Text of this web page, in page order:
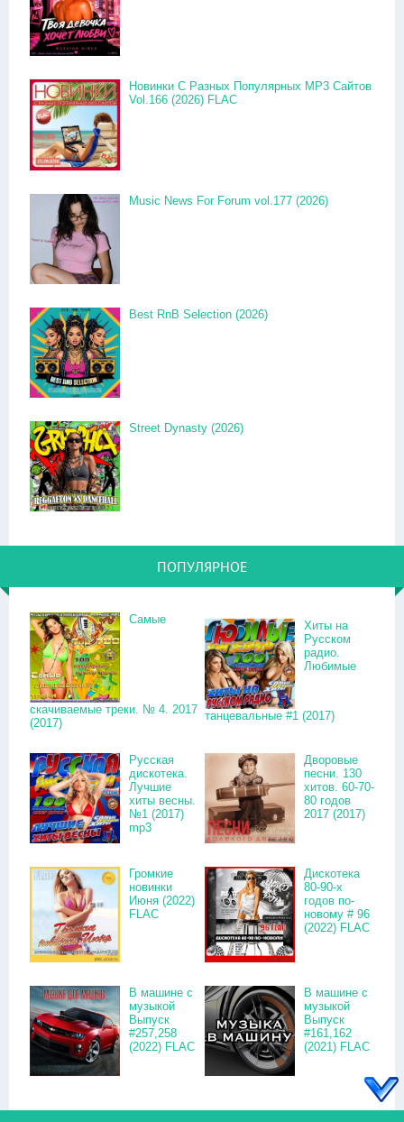
Новинки С Разных Популярных MP3 Сайтов
Vol.166 (2026) FLAC
Music News For Forum vol.177 (2026)
Best RnB Selection (2026)
Street Dynasty (2026)
ПОПУЛЯРНОЕ
Самые
скачиваемые треки. № 4. 2017
(2017)
Хиты на
Русском
радио.
Любимые
танцевальные #1 (2017)
Русская
дискотека.
Лучшие
хиты весны.
№1 (2017)
mp3
Дворовые
песни. 130
хитов. 60-70-
80 годов
2017 (2017)
Громкие
новинки
Июня (2022)
FLAC
Дискотека
80-90-х
годов по-
новому # 96
(2022) FLAC
В машине с
музыкой
Выпуск
#257,258
(2022) FLAC
В машине с
музыкой
Выпуск
#161,162
(2021) FLAC